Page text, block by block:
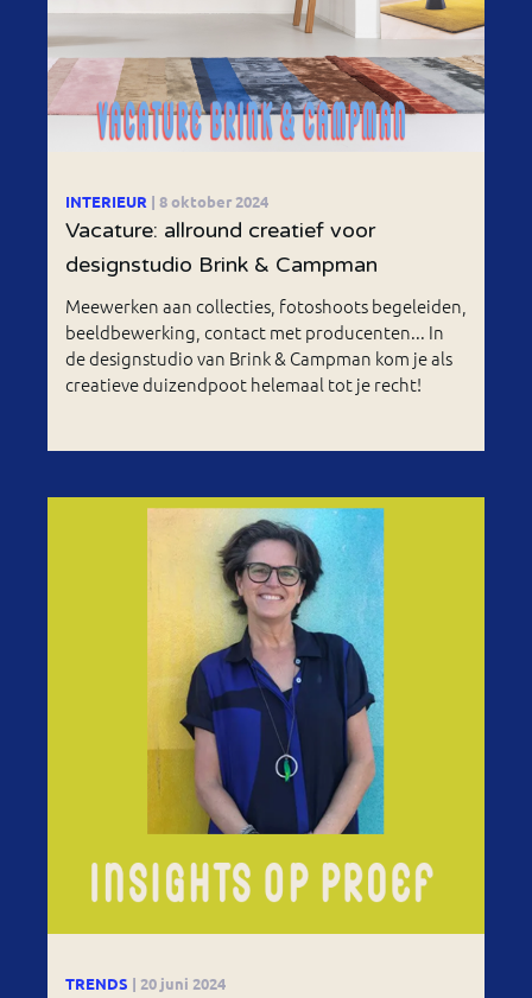
INTERIEUR | 8 oktober 2024
Vacature: allround creatief voor
designstudio Brink & Campman
Meewerken aan collecties, fotoshoots begeleiden,
beeldbewerking, contact met producenten... In
de designstudio van Brink & Campman kom je als
creatieve duizendpoot helemaal tot je recht!
TRENDS | 20 juni 2024